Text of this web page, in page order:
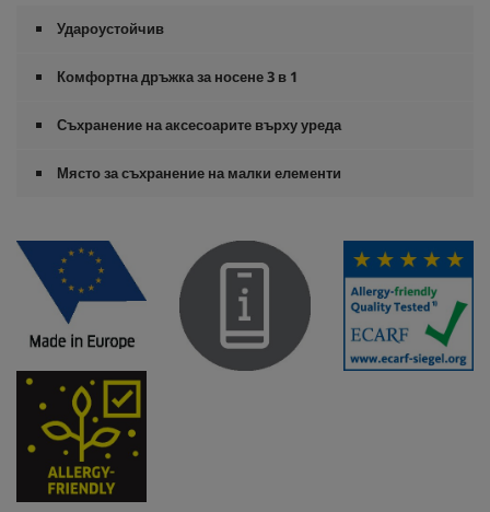
Удароустойчив
Комфортна дръжка за носене 3 в 1
Съхранение на аксесоарите върху уреда
Място за съхранение на малки елементи